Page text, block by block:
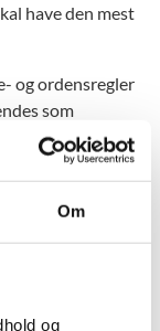
Om
og
have den mest
og ordensregler
som
forbindelse
fra